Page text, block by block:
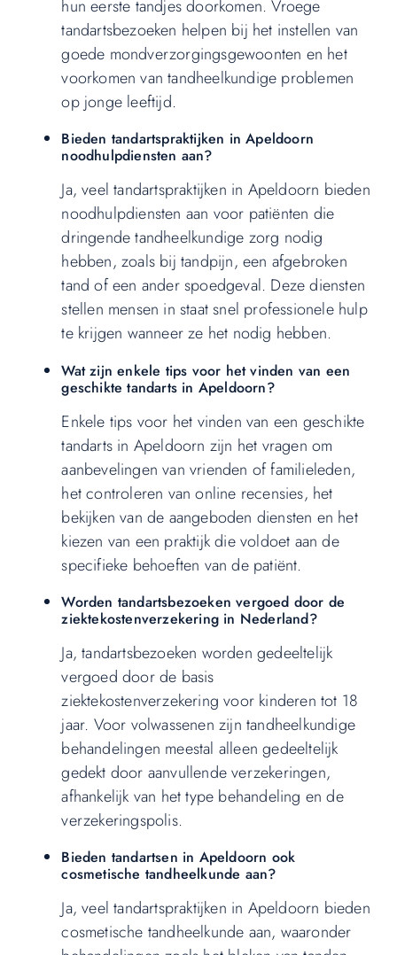
hun eerste tandjes doorkomen. Vroege
tandartsbezoeken helpen bij het instellen van
goede mondverzorgingsgewoonten en het
voorkomen van tandheelkundige problemen
op jonge leeftijd.
Bieden tandartspraktijken in Apeldoorn
noodhulpdiensten aan?
Ja, veel tandartspraktijken in Apeldoorn bieden
noodhulpdiensten aan voor patiënten die
dringende tandheelkundige zorg nodig
hebben, zoals bij tandpijn, een afgebroken
tand of een ander spoedgeval. Deze diensten
stellen mensen in staat snel professionele hulp
te krijgen wanneer ze het nodig hebben.
Wat zijn enkele tips voor het vinden van een
geschikte tandarts in Apeldoorn?
Enkele tips voor het vinden van een geschikte
tandarts in Apeldoorn zijn het vragen om
aanbevelingen van vrienden of familieleden,
het controleren van online recensies, het
bekijken van de aangeboden diensten en het
kiezen van een praktijk die voldoet aan de
specifieke behoeften van de patiënt.
Worden tandartsbezoeken vergoed door de
ziektekostenverzekering in Nederland?
Ja, tandartsbezoeken worden gedeeltelijk
vergoed door de basis
ziektekostenverzekering voor kinderen tot 18
jaar. Voor volwassenen zijn tandheelkundige
behandelingen meestal alleen gedeeltelijk
gedekt door aanvullende verzekeringen,
afhankelijk van het type behandeling en de
verzekeringspolis.
Bieden tandartsen in Apeldoorn ook
cosmetische tandheelkunde aan?
Ja, veel tandartspraktijken in Apeldoorn bieden
cosmetische tandheelkunde aan, waaronder